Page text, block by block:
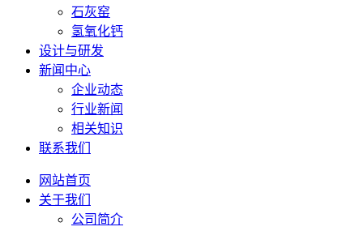
石灰窑
氢氧化钙
设计与研发
新闻中心
企业动态
行业新闻
相关知识
联系我们
网站首页
关于我们
公司简介